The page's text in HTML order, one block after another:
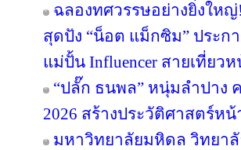
ฉลองทศวรรษอย่างยิ่งใหญ่!
สุดปัง “น็อต แม็กซิม” ประก
แม่ปั้น Influencer สายเที่ยว
“ปลั๊ก ธนพล” หนุ่มลำปาง ค
2026 สร้างประวัติศาสตร์ห
มหาวิทยาลัยมหิดล วิทยา